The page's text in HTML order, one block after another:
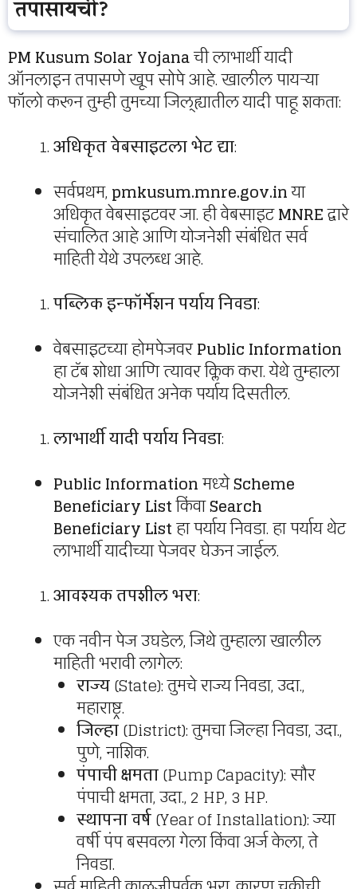
तपासायची?
PM Kusum Solar Yojanaची लाभार्थी यादी
ऑनलाइन तपासणे खूप सोपे आहे. खालील पायऱ्या
फॉलो करून तुम्ही तुमच्या जिल्ह्यातील यादी पाहू शकता:
अधिकृत वेबसाइटला भेट द्या:
सर्वप्रथम, pmkusum.mnre.gov.inया
अधिकृत वेबसाइटवर जा. ही वेबसाइटMNREद्वारे
संचालित आहे आणि योजनेशी संबंधित सर्व
माहिती येथे उपलब्ध आहे.
पब्लिक इन्फॉर्मेशन पर्याय निवडा:
वेबसाइटच्या होमपेजवरPublic Information
हा टॅब शोधा आणि त्यावर क्लिक करा. येथे तुम्हाला
योजनेशी संबंधित अनेक पर्याय दिसतील.
लाभार्थी यादी पर्याय निवडा:
Public Informationमध्येScheme
Beneficiary ListकिंवाSearch
Beneficiary Listहा पर्याय निवडा. हा पर्याय थेट
लाभार्थी यादीच्या पेजवर घेऊन जाईल.
आवश्यक तपशील भरा:
एक नवीन पेज उघडेल, जिथे तुम्हाला खालील
माहिती भरावी लागेल:
राज्य(State): तुमचे राज्य निवडा, उदा.,
महाराष्ट्र.
जिल्हा(District): तुमचा जिल्हा निवडा, उदा.,
पुणे, नाशिक.
पंपाची क्षमता(Pump Capacity): सौर
पंपाची क्षमता, उदा., 2 HP, 3 HP.
स्थापना वर्ष(Year of Installation): ज्या
वर्षी पंप बसवला गेला किंवा अर्ज केला, ते
निवडा.